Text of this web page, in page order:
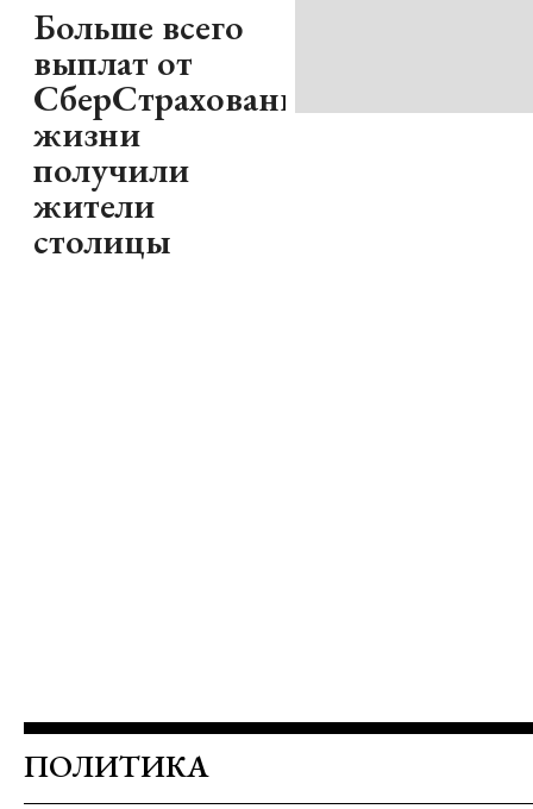
Больше всего
выплат от
СберСтрахование
жизни
получили
жители
столицы
ПОЛИТИКА